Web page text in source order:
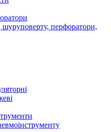
шуруповерту, перфоратори,